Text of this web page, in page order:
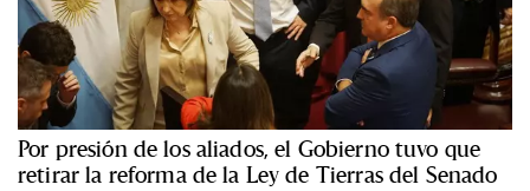
Por presión de los aliados, el Gobierno tuvo que
retirar la reforma de la Ley de Tierras del Senado